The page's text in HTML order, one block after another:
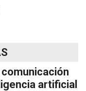
artificial